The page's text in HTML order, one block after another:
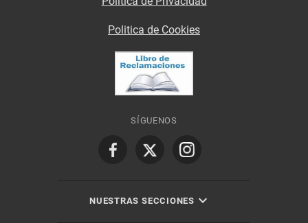
Politica de Cookies
SÍGUENOS
NUESTRAS SECCIONES